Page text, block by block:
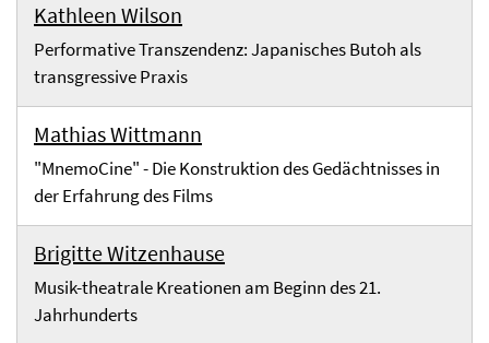
Kathleen Wilson
Performative Transzendenz: Japanisches Butoh als
transgressive Praxis
Mathias Wittmann
"MnemoCine" - Die Konstruktion des Gedächtnisses in
der Erfahrung des Films
Brigitte Witzenhause
Musik-theatrale Kreationen am Beginn des 21.
Jahrhunderts